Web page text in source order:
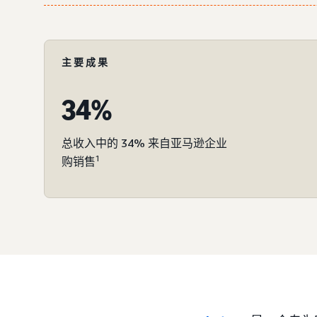
主要成果
34%
总收入中的 34% 来自亚马逊企业
购销售1